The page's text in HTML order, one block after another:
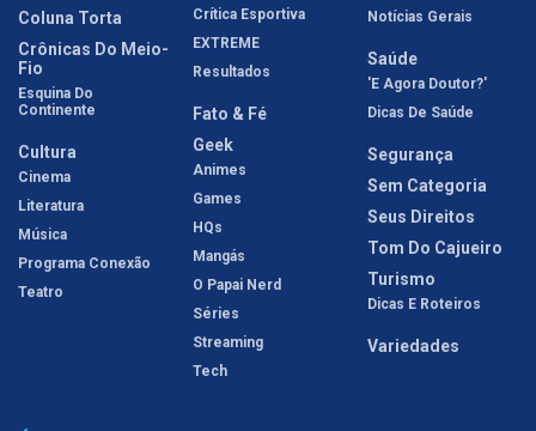
Coluna Torta
Crônicas Do Meio-
Fio
Esquina Do
Continente
Cultura
Cinema
Literatura
Música
Programa Conexão
Teatro
Crítica Esportiva
EXTREME
Resultados
Fato & Fé
Geek
Animes
Games
HQs
Mangás
O Papai Nerd
Séries
Streaming
Tech
Notícias Gerais
Saúde
'E Agora Doutor?'
Dicas De Saúde
Segurança
Sem Categoria
Seus Direitos
Tom Do Cajueiro
Turismo
Dicas E Roteiros
Variedades